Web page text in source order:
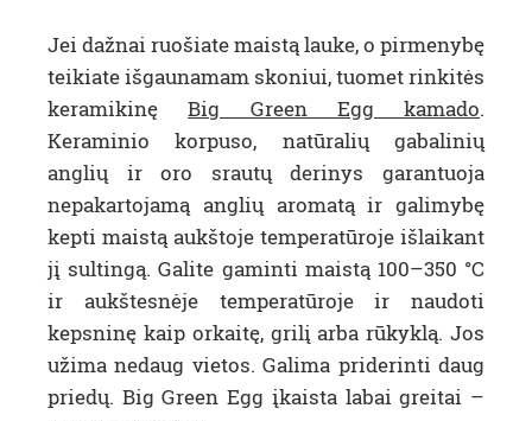
Jei dažnai ruošiate maistą lauke, o pirmenybę
teikiate išgaunamam skoniui, tuomet rinkitės
keramikinęBig Green Egg kamado.
Keraminio korpuso, natūralių gabalinių
anglių ir oro srautų derinys garantuoja
nepakartojamą anglių aromatą ir galimybę
kepti maistą aukštoje temperatūroje išlaikant
jį sultingą. Galite gaminti maistą 100–350 °C
ir aukštesnėje temperatūroje ir naudoti
kepsninę kaip orkaitę, grilį arba rūkyklą. Jos
užima nedaug vietos. Galima priderinti daug
priedų. Big Green Egg įkaista labai greitai –